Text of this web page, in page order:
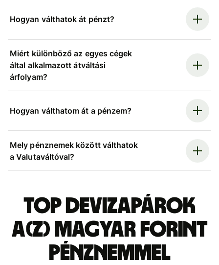
Hogyan válthatok át pénzt?
Miért különböző az egyes cégek
által alkalmazott átváltási
árfolyam?
Hogyan válthatom át a pénzem?
Mely pénznemek között válthatok
a Valutaváltóval?
Top devizapárok
a(z) magyar forint
pénznemmel